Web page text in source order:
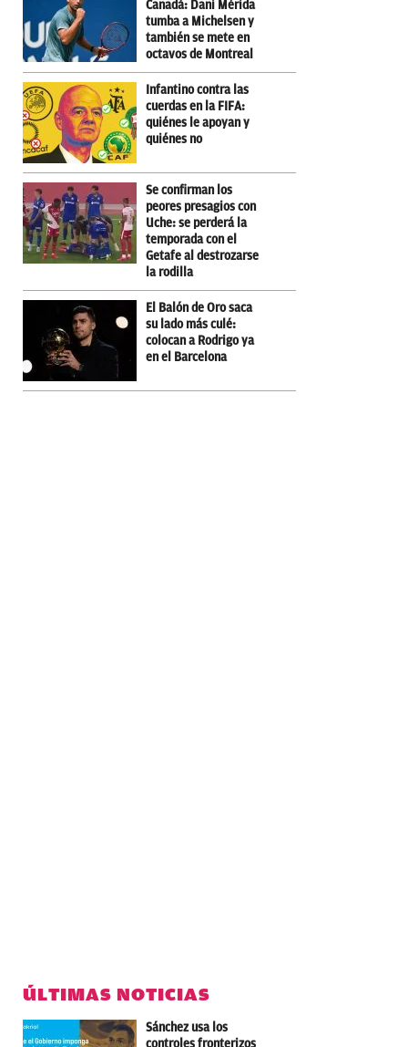
Canadá: Dani Mérida
tumba a Michelsen y
también se mete en
octavos de Montreal
Infantino contra las
cuerdas en la FIFA:
quiénes le apoyan y
quiénes no
Se confirman los
peores presagios con
Uche: se perderá la
temporada con el
Getafe al destrozarse
la rodilla
El Balón de Oro saca
su lado más culé:
colocan a Rodrigo ya
en el Barcelona
ÚLTIMAS NOTICIAS
Sánchez usa los
controles fronterizos